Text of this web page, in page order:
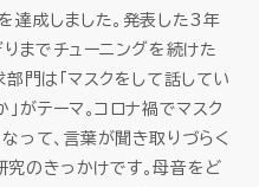
達成しました。発表した3年
りまでチューニングを続けた
部門は「マスクをして話してい
がテーマ。コロナ禍でマスク
って、言葉が聞き取りづらく
のきっかけです。母音をど